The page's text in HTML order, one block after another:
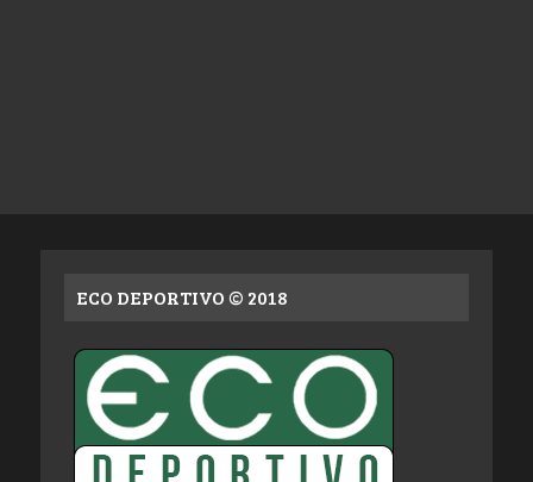
ECO DEPORTIVO © 2018